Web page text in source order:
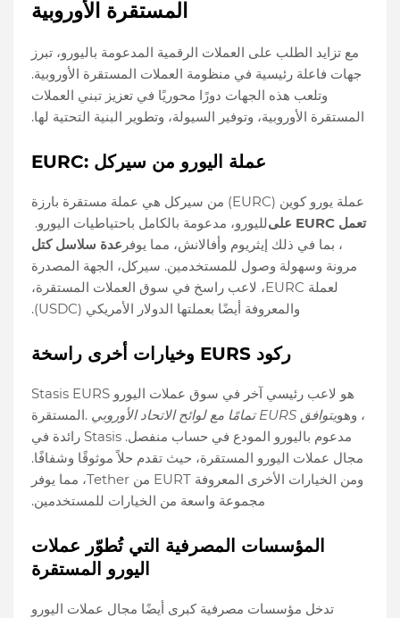
المستقرة الأوروبية
مع تزايد الطلب على العملات الرقمية المدعومة باليورو، تبرز
جهات فاعلة رئيسية في منظومة العملات المستقرة الأوروبية.
وتلعب هذه الجهات دورًا محوريًا في تعزيز تبني العملات
المستقرة الأوروبية، وتوفير السيولة، وتطوير البنية التحتية لها.
EURC: عملة اليورو من سيركل
عملة يورو كوين (EURC) من سيركل هي عملة مستقرة بارزة
لليورو، مدعومة بالكامل باحتياطيات اليورو.تعمل EURC على
عدة سلاسل كتل ، بما في ذلك إيثريوم وأفالانش، مما يوفر
مرونة وسهولة وصول للمستخدمين. سيركل، الجهة المصدرة
لعملة EURC، لاعب راسخ في سوق العملات المستقرة،
والمعروفة أيضًا بعملتها الدولار الأمريكي (USDC).
ركود EURS وخيارات أخرى راسخة
Stasis EURS هو لاعب رئيسي آخر في سوق عملات اليورو
المستقرة.
يتوافق EURS تمامًا مع لوائح الاتحاد الأوروبي، وهو
مدعوم باليورو المودع في حساب منفصل. Stasis رائدة في
مجال عملات اليورو المستقرة، حيث تقدم حلاً موثوقًا وشفافًا.
ومن الخيارات الأخرى المعروفة EURT من Tether، مما يوفر
مجموعة واسعة من الخيارات للمستخدمين.
المؤسسات المصرفية التي تُطوّر عملات
اليورو المستقرة
تدخل مؤسسات مصرفية كبرى أيضًا مجال عملات اليورو